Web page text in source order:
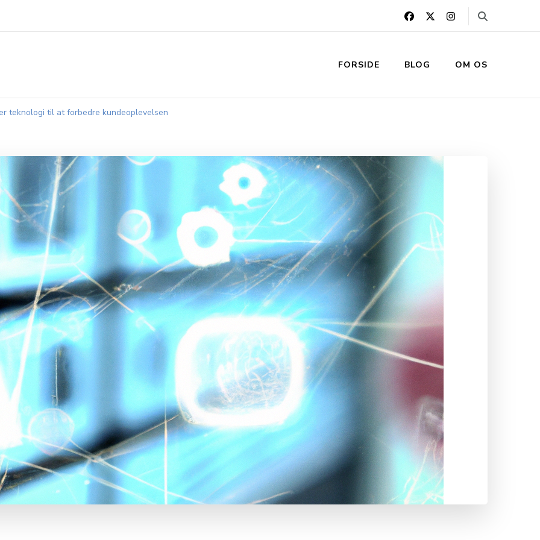
FORSIDE BLOG OM OS
teknologi til at forbedre kundeoplevelsen